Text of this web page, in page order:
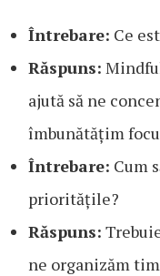
Întrebare: Ce
Răspuns:
ajută să ne
îmbunătățim
Întrebare: Cum
prioritățile?
Răspuns:
ne organizăm